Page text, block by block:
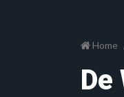
Home
De